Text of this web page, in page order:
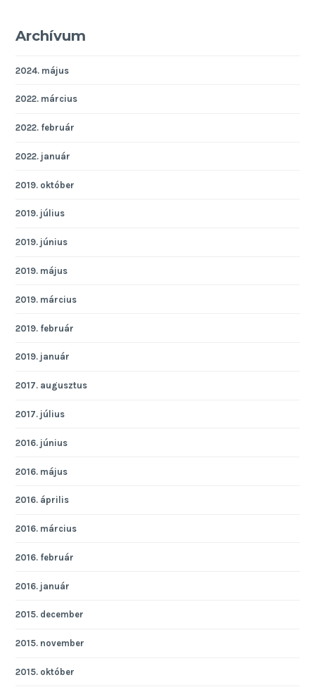
Archívum
2024. május
2022. március
2022. február
2022. január
2019. október
2019. július
2019. június
2019. május
2019. március
2019. február
2019. január
2017. augusztus
2017. július
2016. június
2016. május
2016. április
2016. március
2016. február
2016. január
2015. december
2015. november
2015. október